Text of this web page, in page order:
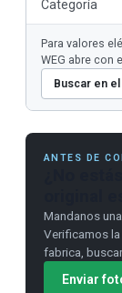
Categoría
Para valores
WEG abre con
Buscar en
ANTES DE
Mandanos
Verificamos
fabrica,
Enviar